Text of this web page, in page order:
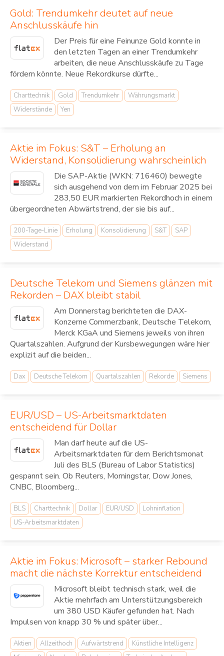
Gold: Trendumkehr deutet auf neue
Anschlusskäufe hin
Der Preis für eine Feinunze Gold konnte in
den letzten Tagen an einer Trendumkehr
arbeiten, die neue Anschlusskäufe zu Tage
fördern könnte. Neue Rekordkurse dürfte...
Charttechnik Gold Trendumkehr
Währungsmarkt
Widerstände
Yen
Aktie im Fokus: S&T – Erholung an
Widerstand, Konsolidierung wahrscheinlich
Die SAP-Aktie (WKN: 716460) bewegte
sich ausgehend von dem im Februar 2025 bei
283,50 EUR markierten Rekordhoch in einem
übergeordneten Abwärtstrend, der sie bis auf...
200-Tage-Linie Erholung Konsolidierung S&T
SAP
Widerstand
Deutsche Telekom und Siemens glänzen mit
Rekorden – DAX bleibt stabil
Am Donnerstag berichteten die DAX-
Konzerne Commerzbank, Deutsche Telekom,
Merck KGaA und Siemens jeweils von ihren
Quartalszahlen. Aufgrund der Kursbewegungen wäre hier
explizit auf die beiden...
Dax Deutsche Telekom Quartalszahlen Rekorde Siemens
EUR/USD – US-Arbeitsmarktdaten
entscheidend für Dollar
Man darf heute auf die US-
Arbeitsmarktdaten für dem Berichtsmonat
Juli des BLS (Bureau of Labor Statistics)
gespannt sein. Ob Reuters, Morningstar, Dow Jones,
CNBC, Bloomberg...
BLS Charttechnik Dollar EUR/USD
Lohninflation
US-Arbeitsmarktdaten
Aktie im Fokus: Microsoft – starker Rebound
macht die nächste Korrektur entscheidend
Microsoft bleibt technisch stark, weil die
Aktie mehrfach am Unterstützungsbereich
um 380 USD Käufer gefunden hat. Nach
Impulsen von knapp 30 % und später über...
Aktien Allzeithoch Aufwärtstrend
Künstliche Intelligenz